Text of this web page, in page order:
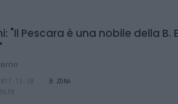
"Il Pescara è una nobile della B. E
13:30
B ZONA